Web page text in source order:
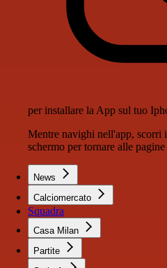
per installare la App sul tuo
Mentre navighi nell'app, scorri
schermo per tornare alle
News
Calciomercato
Squadra
Casa Milan
Partite